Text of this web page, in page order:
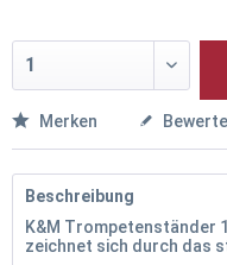
Merken
Beschreibung
K&M Trompetenständer
zeichnet sich durch das